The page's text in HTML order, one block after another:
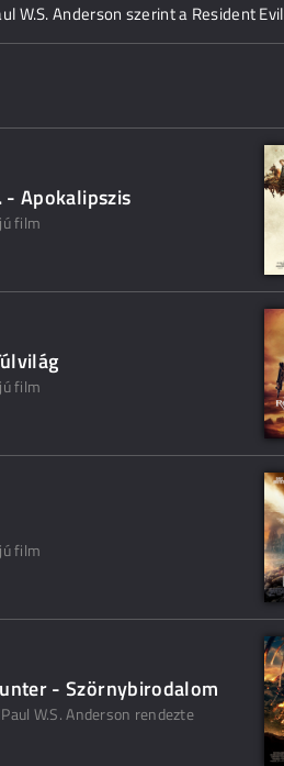
W.S. Anderson szerint a Resident Evil
- Apokalipszis
film
film
film
- Szörnybirodalom
W.S. Anderson rendezte